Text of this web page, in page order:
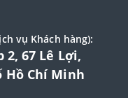
vụ Khách hàng):
2, 67 Lê Lợi,
Hồ Chí Minh